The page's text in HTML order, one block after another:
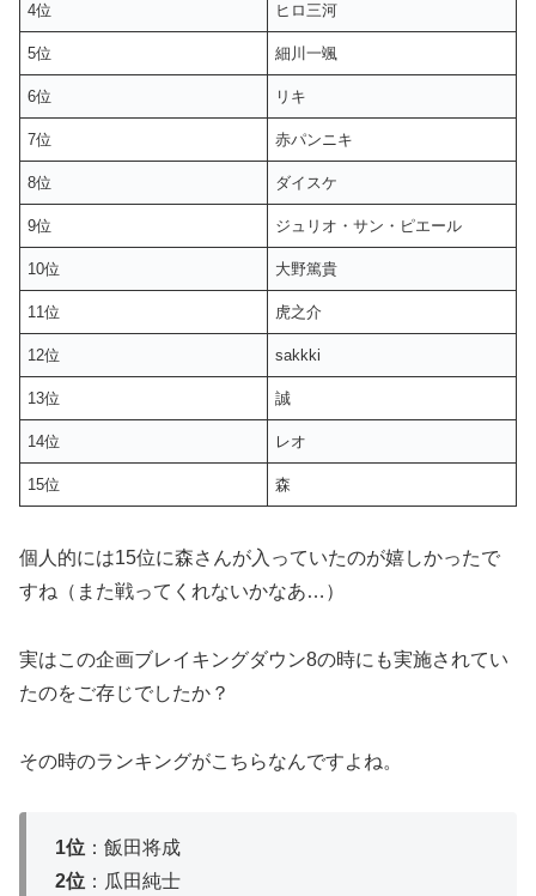
4位 ヒロ三河
5位 細川一颯
6位 リキ
7位 赤パンニキ
8位 ダイスケ
9位 ジュリオ・サン・ピエール
10位 大野篤貴
11位 虎之介
12位 sakkki
13位 誠
14位 レオ
15位 森
個人的には15位に森さんが入っていたのが嬉しかったで
すね（また戦ってくれないかなあ…）
実はこの企画ブレイキングダウン8の時にも実施されてい
たのをご存じでしたか？
その時のランキングがこちらなんですよね。
1位 ：飯田将成
2位 ：瓜田純士